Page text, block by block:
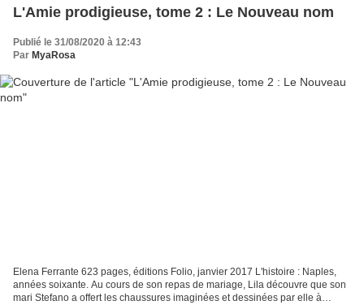
L'Amie prodigieuse, tome 2 : Le Nouveau nom
Publié le 31/08/2020 à 12:43
Par MyaRosa
Elena Ferrante 623 pages, éditions Folio, janvier 2017 L'histoire : Naples,
années soixante. Au cours de son repas de mariage, Lila découvre que son
mari Stefano a offert les chaussures imaginées et dessinées par elle à